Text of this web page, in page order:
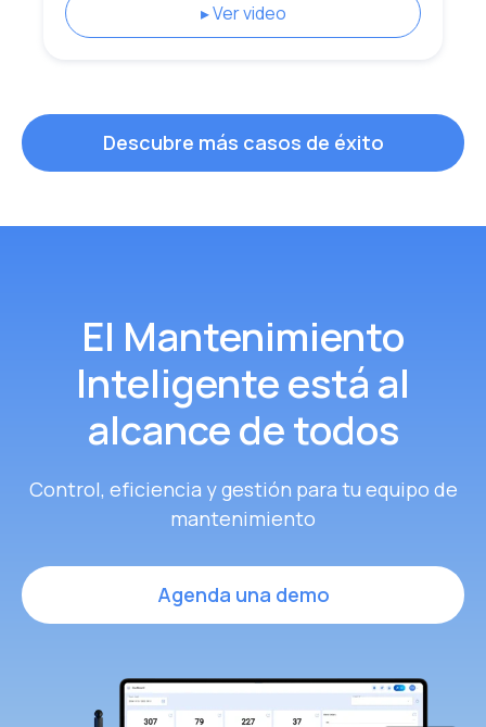
▸ Ver video
Descubre más casos de éxito
El Mantenimiento
Inteligenteestá al
alcance de todos
Control, eficiencia y gestión para tu equipo de
mantenimiento
Agenda una demo